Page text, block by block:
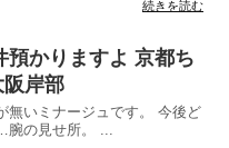
続きを読む
預かりますよ 京都ち
阪岸部
無いミナージュです。 今後ど
腕の見せ所。 ...